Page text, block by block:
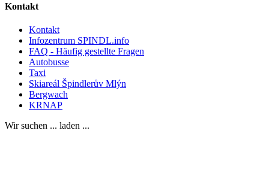
Kontakt
Kontakt
Infozentrum SPINDL.info
FAQ - Häufig gestellte Fragen
Autobusse
Taxi
Skiareál Špindlerův Mlýn
Bergwach
KRNAP
Wir suchen ... laden ...